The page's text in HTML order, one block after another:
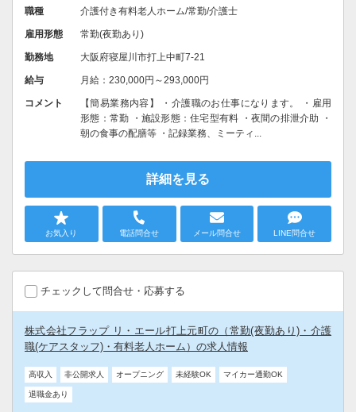
職種 介護付き有料老人ホーム/常勤/介護士
雇用形態 常勤(夜勤あり)
勤務地 大阪府寝屋川市打上中町7-21
給与 月給：230,000円～293,000円
コメント
【簡易業務内容】 ・介護職のお仕事になります。 ・雇用
形態：常勤 ・施設形態：住宅型有料 ・夜間の排泄介助 ・
朝の食事の配膳等 ・記録業務、ミーティ...
詳細を見る
お気入り 電話問合せ メール問合せ LINE問合せ
チェックして問合せ・応募する
株式会社フラップ リ・エール打上元町の（常勤(夜勤あり)・介護
職(ケアスタッフ)・有料老人ホーム）の求人情報
高収入 非公開求人 オープニング 未経験OK マイカー通勤OK
退職金あり